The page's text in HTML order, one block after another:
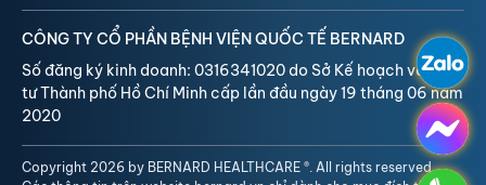
CÔNG TY CỔ PHẦN BỆNH VIỆN QUỐC TẾ BERNARD
Số đăng ký kinh doanh: 0316341020 do Sở Kế hoạch và Đầu
tư Thành phố Hồ Chí Minh cấp lần đầu ngày 19 tháng 06 năm
2020
Copyright 2026 by BERNARD HEALTHCARE ®. All rights reserved.